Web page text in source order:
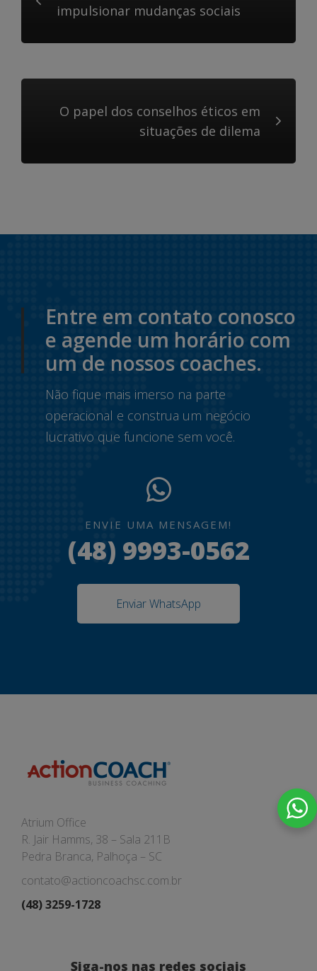
impulsionar mudanças sociais
O papel dos conselhos éticos em
situações de dilema
Entre em contato conosco
e agende um horário com
um de nossos coaches.
Não fique mais imerso na parte
operacional e construa um negócio
lucrativo que funcione sem você.
ENVIE UMA MENSAGEM!
(48) 9993-0562
Enviar WhatsApp
Atrium Office
R. Jair Hamms, 38 – Sala 211B
Pedra Branca, Palhoça – SC
contato@actioncoachsc.com.br
(48) 3259-1728
Siga-nos nas redes sociais